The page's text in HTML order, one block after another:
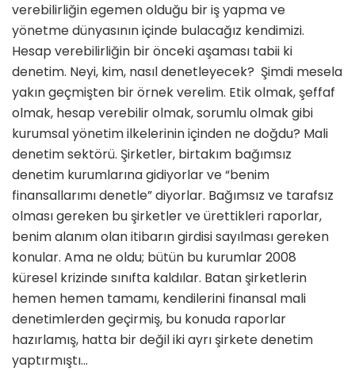
verebilirliğin egemen olduğu bir iş yapma ve
yönetme dünyasının içinde bulacağız kendimizi.
Hesap verebilirliğin bir önceki aşaması tabii ki
denetim. Neyi, kim, nasıl denetleyecek? Şimdi mesela
yakın geçmişten bir örnek verelim. Etik olmak, şeffaf
olmak, hesap verebilir olmak, sorumlu olmak gibi
kurumsal yönetim ilkelerinin içinden ne doğdu? Mali
denetim sektörü. Şirketler, birtakım bağımsız
denetim kurumlarına gidiyorlar ve “benim
finansallarımı denetle” diyorlar. Bağımsız ve tarafsız
olması gereken bu şirketler ve ürettikleri raporlar,
benim alanım olan itibarın girdisi sayılması gereken
konular. Ama ne oldu; bütün bu kurumlar 2008
küresel krizinde sınıfta kaldılar. Batan şirketlerin
hemen hemen tamamı, kendilerini finansal mali
denetimlerden geçirmiş, bu konuda raporlar
hazırlamış, hatta bir değil iki ayrı şirkete denetim
yaptırmıştı…